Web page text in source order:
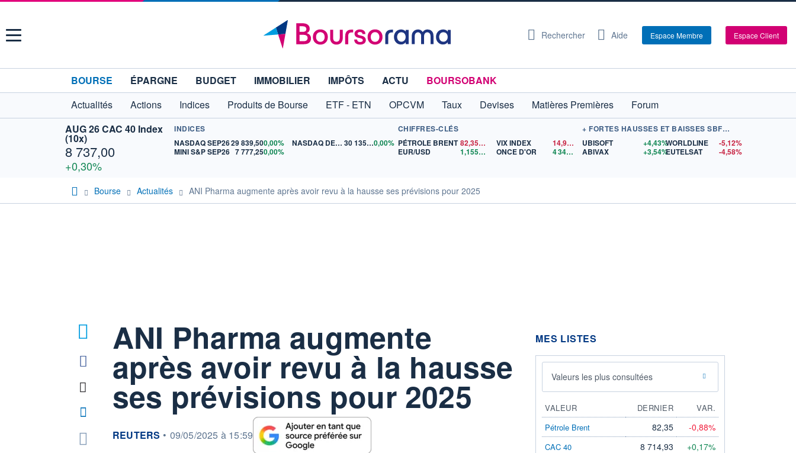
Menu Rechercher Aide Espace Membre Espace Client
BOURSE ÉPARGNE BUDGET IMMOBILIER IMPÔTS ACTU
BOURSOBANK
Actualités
Actions Indices Produits de Bourse ETF - ETN OPCVM Taux Devises Matières Premières
Forum
AUG 26 CAC 40 Index
(10x)
8 737,00
+0,30%
INDICES
NASDAQ SEP2629 839,500,00%
MINI S&P SEP26 7 777,250,00%
NASDAQ DEC26 30 135,000,00%
CHIFFRES-CLÉS
PÉTROLE BRENT
82,35
$US
EUR/USD
1,1559$US
VIX INDEX 14,90$US
ONCE D'OR
4 342,26 $US
+ FORTES HAUSSES ET BAISSES SBF 120
UBISOFT
+4,43%
ABIVAX
+3,54%
WORLDLINE
-5,12%
EUTELSAT
-4,58%
Bourse Actualités ANI Pharma augmente après avoir revu à la hausse ses prévisions pour 2025
ANI Pharma augmente
après avoir revu à la hausse
ses prévisions pour 2025
information fournie par
REUTERS • 09/05/2025 à 15:59
MES LISTES
Valeurs les plus consultées
VALEUR DERNIER
VAR.
Pétrole Brent
82,35 -0,88%
CAC 40 8 714,93 +0,17%